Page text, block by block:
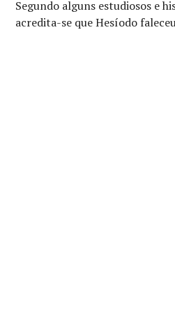
Segundo alguns estudiosos e
acredita-se que Hesíodo